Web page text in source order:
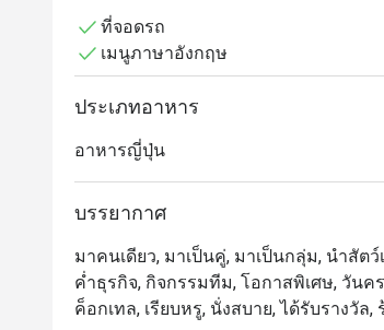
ที่จอดรถ
เมนูภาษาอังกฤษ
ประเภทอาหาร
อาหารญี่ปุ่น
บรรยากาศ
มาคนเดียว, มาเป็นคู่, มาเป็นกลุ่ม, นำสัต
ค่ำธุรกิจ, กิจกรรมทีม, โอกาสพิเศษ, วันค
ค็อกเทล, เรียบหรู, นั่งสบาย, ได้รับรางวั